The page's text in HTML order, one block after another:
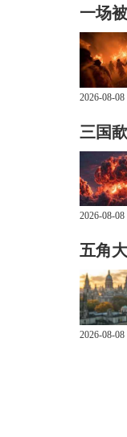
一场
2026-08-08
三国
2026-08-08
五角
2026-08-08